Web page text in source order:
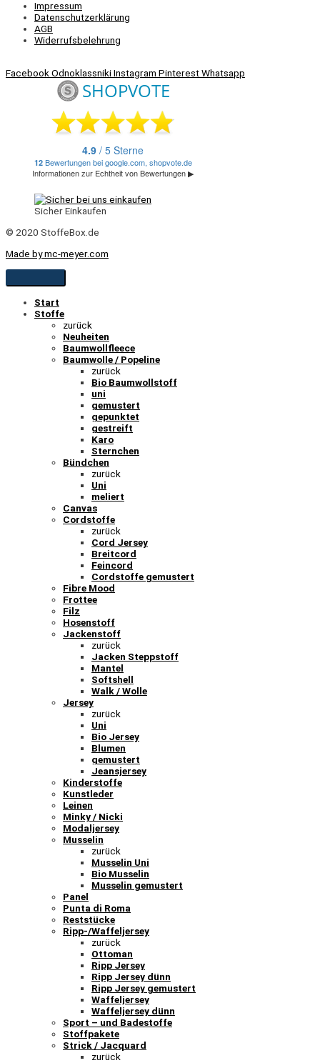
Impressum
Datenschutzerklärung
AGB
Widerrufsbelehrung
FacebookOdnoklassnikiInstagram PinterestWhatsapp
Sicher Einkaufen
© 2020 StoffeBox.de
Made by mc-meyer.com
Start
Stoffe
zurück
Neuheiten
Baumwollfleece
Baumwolle / Popeline
zurück
Bio Baumwollstoff
uni
gemustert
gepunktet
gestreift
Karo
Sternchen
Bündchen
zurück
Uni
meliert
Canvas
Cordstoffe
zurück
Cord Jersey
Breitcord
Feincord
Cordstoffe gemustert
Fibre Mood
Frottee
Filz
Hosenstoff
Jackenstoff
zurück
Jacken Steppstoff
Mantel
Softshell
Walk / Wolle
Jersey
zurück
Uni
Bio Jersey
Blumen
gemustert
Jeansjersey
Kinderstoffe
Kunstleder
Leinen
Minky / Nicki
Modaljersey
Musselin
zurück
Musselin Uni
Bio Musselin
Musselin gemustert
Panel
Punta di Roma
Reststücke
Ripp-/Waffeljersey
zurück
Ottoman
Ripp Jersey
Ripp Jersey dünn
Ripp Jersey gemustert
Waffeljersey
Waffeljersey dünn
Sport – und Badestoffe
Stoffpakete
Strick / Jacquard
zurück